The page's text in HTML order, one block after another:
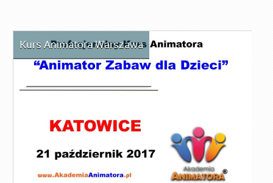
Kurs Animatora Warszawa